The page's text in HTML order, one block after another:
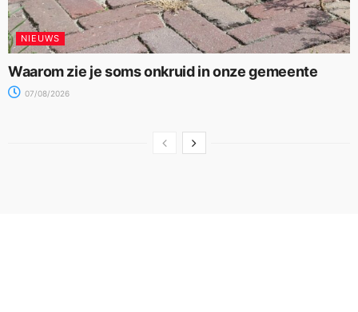
NIEUWS
Waarom zie je soms onkruid in onze gemeente
07/08/2026